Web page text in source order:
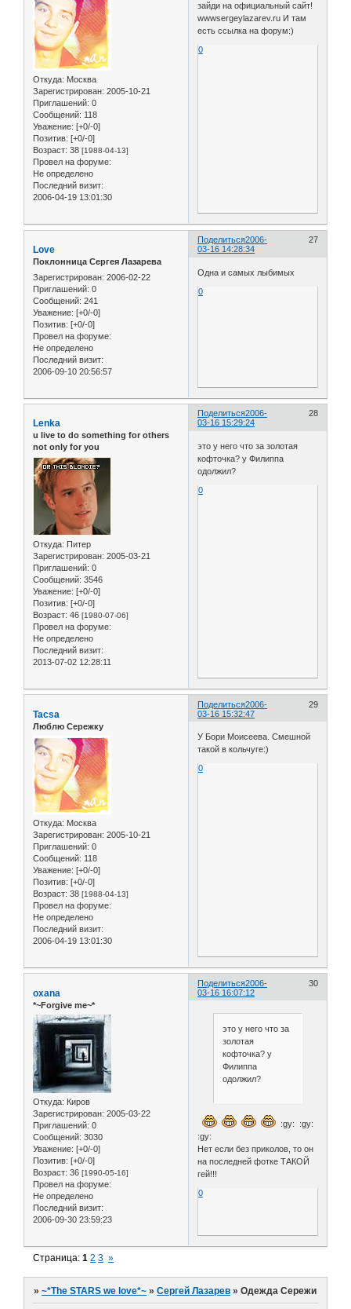
Откуда: Москва
Зарегистрирован: 2005-10-21
Приглашений: 0
Сообщений: 118
Уважение: [+0/-0]
Позитив: [+0/-0]
Возраст: 38 [1988-04-13]
Провел на форуме:
Не определено
Последний визит:
2006-04-19 13:01:30
зайди на официальный сайт!
wwwsergeylazarev.ru И там
есть ссылка на форум:)
0
Поделиться 27
2006-
03-16 14:28:34
Love
Поклонница Сергея Лазарева
Зарегистрирован: 2006-02-22
Приглашений: 0
Сообщений: 241
Уважение: [+0/-0]
Позитив: [+0/-0]
Провел на форуме:
Не определено
Последний визит:
2006-09-10 20:56:57
Одна и самых лыбимых
0
Поделиться 28
2006-
03-16 15:29:24
Lenka
u live to do something for others
not only for you
Откуда: Питер
Зарегистрирован: 2005-03-21
Приглашений: 0
Сообщений: 3546
Уважение: [+0/-0]
Позитив: [+0/-0]
Возраст: 46 [1980-07-06]
Провел на форуме:
Не определено
Последний визит:
2013-07-02 12:28:11
это у него что за золотая
кофточка? у Филиппа
одолжил?
0
Поделиться 29
2006-
03-16 15:32:47
Tacsa
Люблю Сережку
Откуда: Москва
Зарегистрирован: 2005-10-21
Приглашений: 0
Сообщений: 118
Уважение: [+0/-0]
Позитив: [+0/-0]
Возраст: 38 [1988-04-13]
Провел на форуме:
Не определено
Последний визит:
2006-04-19 13:01:30
У Бори Моисеева. Смешной
такой в кольчуге:)
0
Поделиться 30
2006-
03-16 16:07:12
oxana
*~Forgive me~*
Откуда: Киров
Зарегистрирован: 2005-03-22
Приглашений: 0
Сообщений: 3030
Уважение: [+0/-0]
Позитив: [+0/-0]
Возраст: 36 [1990-05-16]
Провел на форуме:
Не определено
Последний визит:
2006-09-30 23:59:23
это у него что за
золотая
кофточка? у
Филиппа
одолжил?
:gy: :gy:
:gy:
Нет если без приколов, то он
на последней фотке ТАКОЙ
гей!!!
0
Страница:1 2 3 »
»~*The STARS we love*~ »Сергей Лазарев »Одежда Сережи